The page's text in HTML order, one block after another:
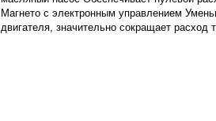
Магнето с электронным управлением
двигателя, значительно сокращает расход